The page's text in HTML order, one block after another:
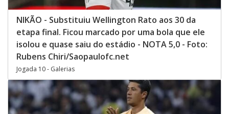
NIKÃO - Substituiu Wellington Rato aos 30 da
etapa final. Ficou marcado por uma bola que ele
isolou e quase saiu do estádio - NOTA 5,0 - Foto:
Rubens Chiri/Saopaulofc.net
Jogada 10 - Galerias